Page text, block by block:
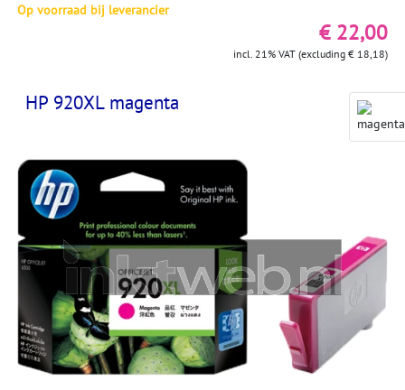
Op voorraad bij leverancier
€ 22,00
incl. 21% VAT (excluding € 18,18)
HP 920XL magenta